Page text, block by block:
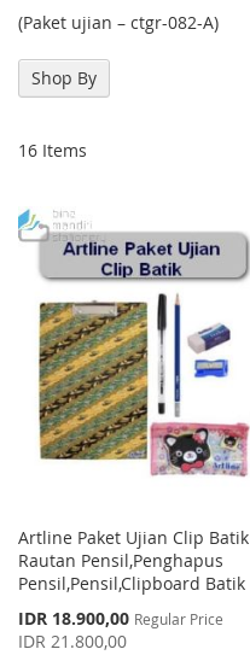
(Paket ujian – ctgr-082-A)
16 Items
Artline Paket Ujian Clip Batik
Rautan Pensil,Penghapus
Pensil,Pensil,Clipboard Batik
Special
Price
IDR 18.900,00 Regular Price
IDR 21.800,00
Shop By